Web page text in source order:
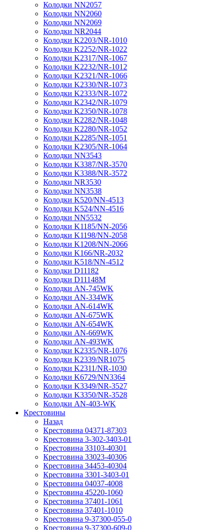
Колодки NN2057
Колодки NN2060
Колодки NN2069
Колодки NR2044
Колодки K2203/NR-1010
Колодки K2252/NR-1022
Колодки K2317/NR-1067
Колодки K2232/NR-1012
Колодки K2321/NR-1066
Колодки K2330/NR-1073
Колодки K2333/NR-1072
Колодки K2342/NR-1079
Колодки K2350/NR-1078
Колодки K2282/NR-1048
Колодки K2280/NR-1052
Колодки K2285/NR-1051
Колодки K2305/NR-1064
Колодки NN3543
Колодки K3387/NR-3570
Колодки K3388/NR-3572
Колодки NR3530
Колодки NN3538
Колодки K520/NN-4513
Колодки K524/NN-4516
Колодки NN5532
Колодки K1185/NN-2056
Колодки K1198/NN-2058
Колодки K1208/NN-2066
Колодки K166/NR-2032
Колодки K518/NN-4512
Колодки D11182
Колодки D11148M
Колодки AN-745WK
Колодки AN-334WK
Колодки AN-614WK
Колодки AN-675WK
Колодки AN-654WK
Колодки AN-669WK
Колодки AN-493WK
Колодки K2335/NR-1076
Колодки K2339/NR1075
Колодки K2311/NR-1030
Колодки K6729/NN3364
Колодки K3349/NR-3527
Колодки K3350/NR-3528
Колодки AN-403-WK
Крестовины
Назад
Крестовина 04371-87303
Крестовина 3-302-3403-01
Крестовина 33103-40301
Крестовина 33023-40306
Крестовина 34453-40304
Крестовина 3301-3403-01
Крестовина 04037-4008
Крестовина 45220-1060
Крестовина 37401-1061
Крестовина 37401-1010
Крестовина 9-37300-055-0
Крестовина 9-37300-609-0